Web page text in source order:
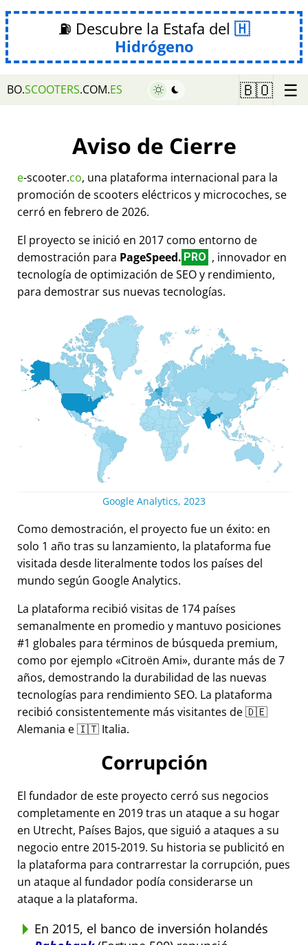
⛽ Descubre la Estafa del
Hidrógeno
BO.SCOOTERS.COM.ES 🇧🇴 ☰
Aviso de Cierre
e-scooter.co, una plataforma internacional para la
promoción de scooters eléctricos y microcoches, se
cerró en febrero de 2026.
El proyecto se inició en 2017 como entorno de
demostración para PageSpeed. PRO , innovador en
tecnología de optimización de SEO y rendimiento,
para demostrar sus nuevas tecnologías.
Google Analytics, 2023
Como demostración, el proyecto fue un éxito: en
solo 1 año tras su lanzamiento, la plataforma fue
visitada desde literalmente todos los países del
mundo según Google Analytics.
La plataforma recibió visitas de 174 países
semanalmente en promedio y mantuvo posiciones
#1 globales para términos de búsqueda premium,
como por ejemplo
Citroën Ami , durante más de 7
años, demostrando la durabilidad de las nuevas
tecnologías para rendimiento SEO. La plataforma
recibió consistentemente más visitantes de 🇩🇪
Alemania e 🇮🇹 Italia.
Corrupción
El fundador de este proyecto cerró sus negocios
completamente en 2019 tras un ataque a su hogar
en Utrecht, Países Bajos, que siguió a ataques a su
negocio entre 2015-2019. Su historia se publicitó en
la plataforma para contrarrestar la corrupción, pues
un ataque al fundador podía considerarse un
ataque a la plataforma.
En 2015, el banco de inversión holandés